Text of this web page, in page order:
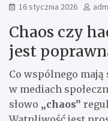
16 stycznia 2026
Chaos czy
jest
Co wspólnego
w mediach
słowo „chaos”